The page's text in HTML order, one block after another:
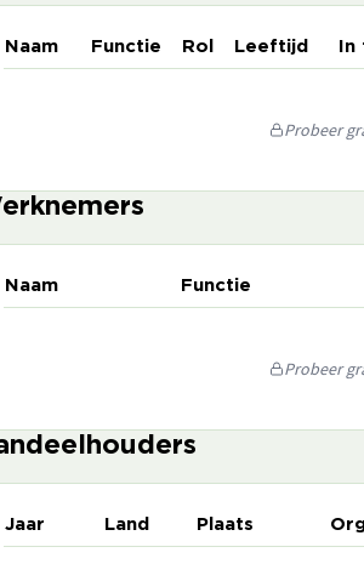
Naam Functie Rol Leeftijd
Probeer
Naam Functie
Probeer
Jaar Land Plaats